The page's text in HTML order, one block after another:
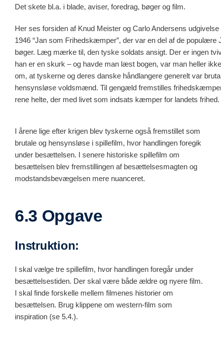
Det skete bl.a. i blade, aviser, foredrag, bøger og film.
Her ses forsiden af Knud Meister og Carlo Andersens udgivelse
1946 “Jan som Frihedskæmper”, der var en del af de populære
bøger. Læg mærke til, den tyske soldats ansigt. Der er ingen
han er en skurk – og havde man læst bogen, var man heller
om, at tyskerne og deres danske håndlangere generelt var
hensynsløse voldsmænd. Til gengæld fremstilles
rene helte, der med livet som indsats kæmper for landets frihed.
I årene lige efter krigen blev tyskerne også fremstillet som
brutale og hensynsløse i spillefilm, hvor handlingen foregik
under besættelsen. I senere historiske spillefilm om
besættelsen blev fremstillingen af besættelsesmagten og
modstandsbevægelsen mere nuanceret.
6.3 Opgave
Instruktion:
I skal vælge tre spillefilm, hvor handlingen foregår under
besættelsestiden. Der skal være både ældre og nyere film.
I skal finde forskelle mellem filmenes historier om
besættelsen. Brug klippene om western-film som
inspiration (se 5.4.).